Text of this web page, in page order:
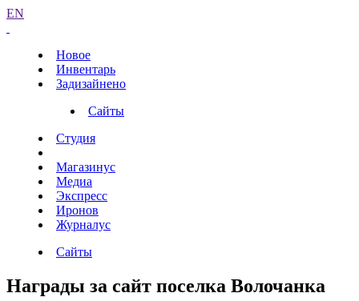
EN
Новое
Инвентарь
Задизайнено
Сайты
Студия
Магазинус
Медиа
Экспресс
Иронов
Журналус
Сайты
Награды за сайт поселка Волочанка